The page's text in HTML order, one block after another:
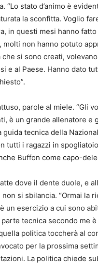
“Lo stato d’animo è
la sconfitta. Voglio
in questi mesi hanno
molti non hanno potuto
che si sono creati,
e al Paese. Hanno dato
parole al miele. “Gli
è un grande allenatore e
guida tecnica della
tutti i ragazzi in
Buffon come capo-
dove il dente duole, e
si sbilancia. “Ormai la
un esercizio a cui sono
tecnica secondo me è
politica toccherà al
per la prossima
La politica chiede